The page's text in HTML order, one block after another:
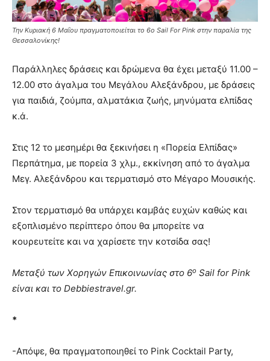
Την Κυριακή 6 Μαΐου πραγματοποιείται το 6ο Sail For Pink στην παραλία της
Θεσσαλονίκης!
Παράλληλες δράσεις και δρώμενα θα έχει μεταξύ 11.00 –
12.00 στο άγαλμα του Μεγάλου Αλεξάνδρου, με δράσεις
για παιδιά, ζούμπα, αλματάκια ζωής, μηνύματα ελπίδας
κ.ά.
Στις 12 το μεσημέρι θα ξεκινήσει η «Πορεία Ελπίδας»
Περπάτημα, με πορεία 3 χλμ., εκκίνηση από το άγαλμα
Μεγ. Αλεξάνδρου και τερματισμό στο Μέγαρο Μουσικής.
Στον τερματισμό θα υπάρχει καμβάς ευχών καθώς και
εξοπλισμένο περίπτερο όπου θα μπορείτε να
κουρευτείτε και να χαρίσετε την κοτσίδα σας!
Μεταξύ των Χορηγών Επικοινωνίας στο 6ο Sail for Pink
είναι και το Debbiestravel.gr.
*
-Απόψε, θα πραγματοποιηθεί το Pink Cocktail Party,